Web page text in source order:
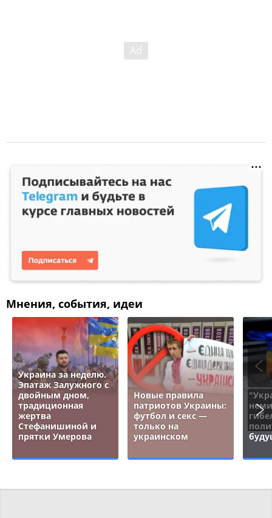
Мнения, события, идеи
Украина за неделю.
Эпатаж Залужного с
двойным дном,
традиционная
жертва
Стефанишиной и
прятки Умерова
Новые правила
патриотов Украины:
футбол и секс —
только на
украинском